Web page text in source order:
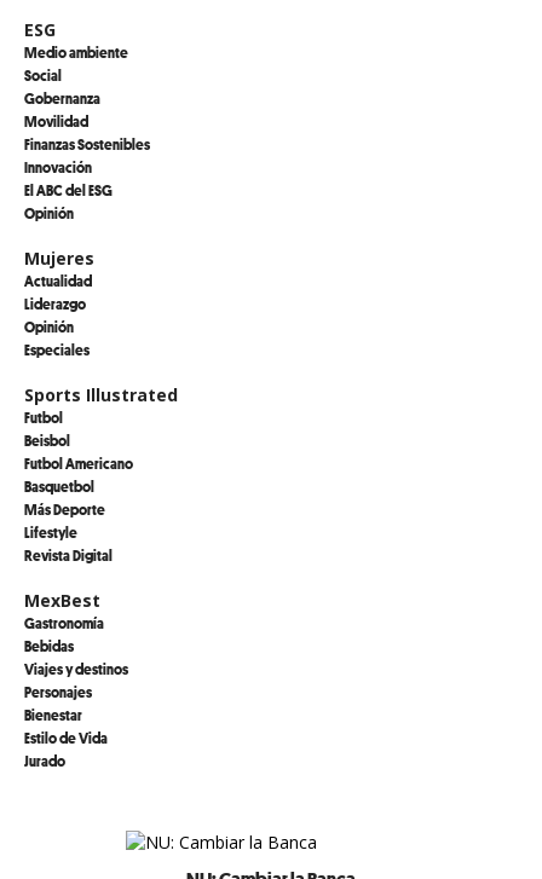
ESG
Medio ambiente
Social
Gobernanza
Movilidad
Finanzas Sostenibles
Innovación
El ABC del ESG
Opinión
Mujeres
Actualidad
Liderazgo
Opinión
Especiales
Sports Illustrated
Futbol
Beisbol
Futbol Americano
Basquetbol
Más Deporte
Lifestyle
Revista Digital
MexBest
Gastronomía
Bebidas
Viajes y destinos
Personajes
Bienestar
Estilo de Vida
Jurado